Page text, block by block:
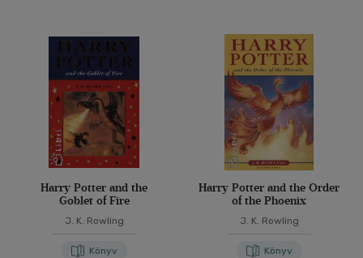
Harry Potter and the
Goblet of Fire
J. K. Rowling
Könyv
Harry Potter and the Order
of the Phoenix
J. K. Rowling
Könyv